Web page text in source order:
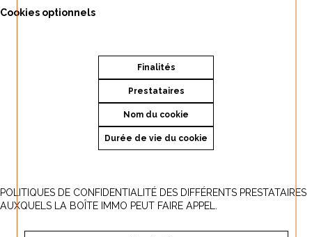
Cookies optionnels
Finalités
Prestataires
Nom du cookie
Durée de vie du cookie
POLITIQUES DE CONFIDENTIALITÉ DES DIFFÉRENTS PRESTATAIRES
AUXQUELS LA BOÎTE IMMO PEUT FAIRE APPEL.